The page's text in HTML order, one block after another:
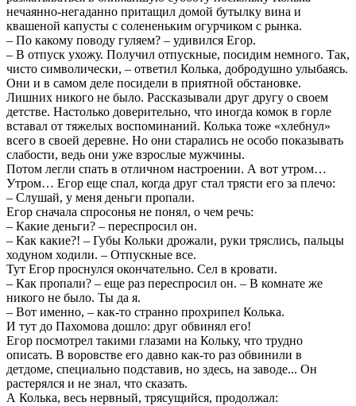
нечаянно-негаданно притащил домой бутылку вина и
квашеной капусты с солененьким огурчиком с рынка.
– По какому поводу гуляем? – удивился Егор.
– В отпуск ухожу. Получил отпускные, посидим немного. Так,
чисто символически, – ответил Колька, добродушно улыбаясь.
Они и в самом деле посидели в приятной обстановке.
Лишних никого не было. Рассказывали друг другу о своем
детстве. Настолько доверительно, что иногда комок в горле
вставал от тяжелых воспоминаний. Колька тоже «хлебнул»
всего в своей деревне. Но они старались не особо показывать
слабости, ведь они уже взрослые мужчины.
Потом легли спать в отличном настроении. А вот утром…
Утром… Егор еще спал, когда друг стал трясти его за плечо:
– Слушай, у меня деньги пропали.
Егор сначала спросонья не понял, о чем речь:
– Какие деньги? – переспросил он.
– Как какие?! – Губы Кольки дрожали, руки тряслись, пальцы
ходуном ходили. – Отпускные все.
Тут Егор проснулся окончательно. Сел в кровати.
– Как пропали? – еще раз переспросил он. – В комнате же
никого не было. Ты да я.
– Вот именно, – как-то странно прохрипел Колька.
И тут до Пахомова дошло: друг обвинял его!
Егор посмотрел такими глазами на Кольку, что трудно
описать. В воровстве его давно как-то раз обвинили в
детдоме, специально подставив, но здесь, на заводе... Он
растерялся и не знал, что сказать.
А Колька, весь нервный, трясущийся, продолжал: